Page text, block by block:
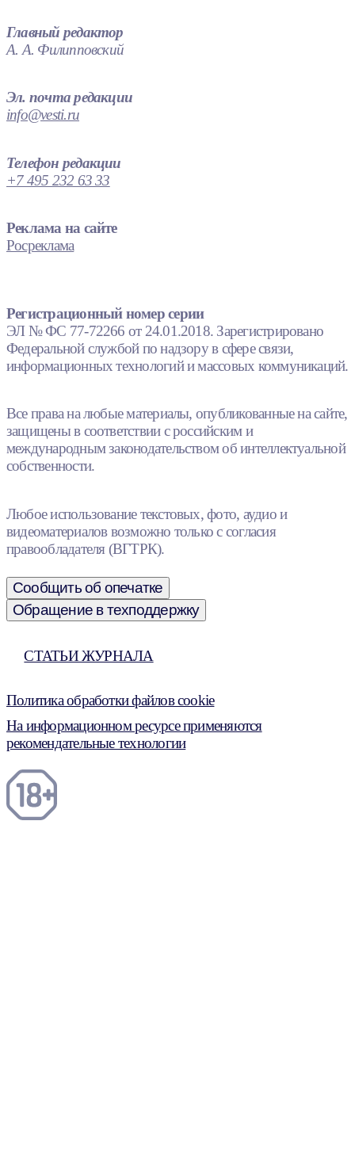
Главный редактор
А. А. Филипповский
Эл. почта редакции
info@vesti.ru
Телефон редакции
+7 495 232 63 33
Реклама на сайте
Росреклама
Регистрационный номер серии
ЭЛ № ФС 77-72266 от 24.01.2018. Зарегистрировано
Федеральной службой по надзору в сфере связи,
информационных технологий и массовых коммуникаций.
Все права на любые материалы, опубликованные на сайте,
защищены в соответствии с российским и
международным законодательством об интеллектуальной
собственности.
Любое использование текстовых, фото, аудио и
видеоматериалов возможно только с согласия
правообладателя (ВГТРК).
Сообщить об опечатке
Обращение в техподдержку
СТАТЬИ ЖУРНАЛА
Политика обработки файлов cookie
На информационном ресурсе применяются
рекомендательные технологии